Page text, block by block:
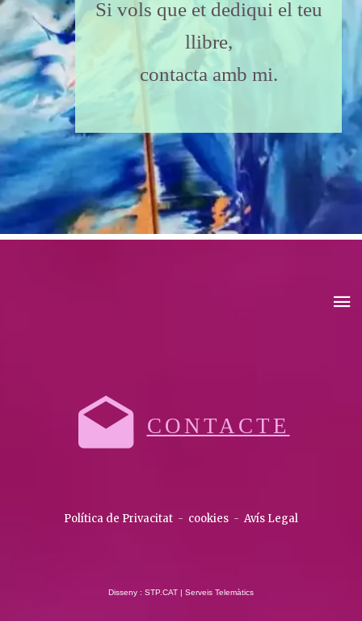
Si vols que et dediqui el teu
llibre,
contacta amb mi.
CONTACTE
Política de Privacitat - cookies - Avís Legal
Disseny : STP.CAT | Serveis Telemàtics